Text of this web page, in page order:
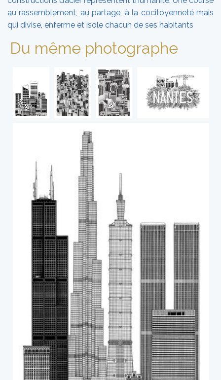
au rassemblement, au partage, à la cocitoyenneté mais
qui divise, enferme et isole chacun de ses habitants
Du même photographe